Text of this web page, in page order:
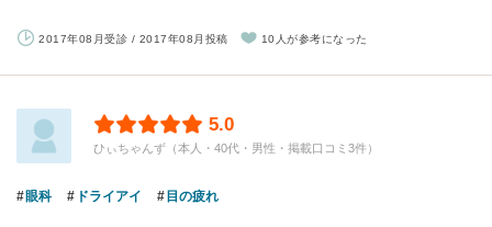
2017年08月受診 / 2017年08月投稿 10人が参考になった
5.0
ひぃちゃんず（本人・40代・男性・掲載口コミ3件）
眼科 ドライアイ 目の疲れ